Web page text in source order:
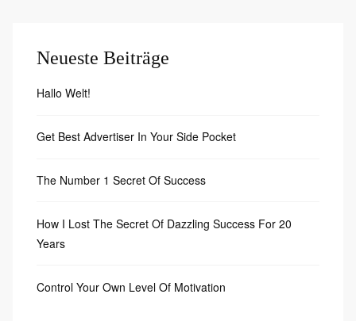
Neueste Beiträge
Hallo Welt!
Get Best Advertiser In Your Side Pocket
The Number 1 Secret Of Success
How I Lost The Secret Of Dazzling Success For 20
Years
Control Your Own Level Of Motivation